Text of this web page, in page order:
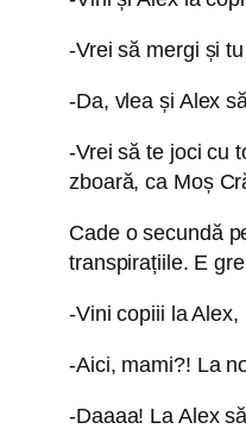
-Vrei să mergi și
-Da, vlea și Alex
-Vrei să te joci cu
zboară, ca Moș
Cade o secundă
transpirațiile. E
-Vini copiii la
-Aici, mami?! La
-Daaaa! La Alex